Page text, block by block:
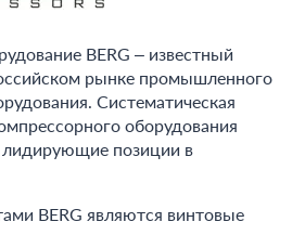
BERG – известный
рынке промышленного
Систематическая
оборудования
лидирующие позиции в
BERG являются винтовые